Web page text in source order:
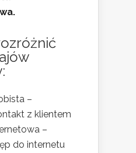
–
z klientem
–
do internetu